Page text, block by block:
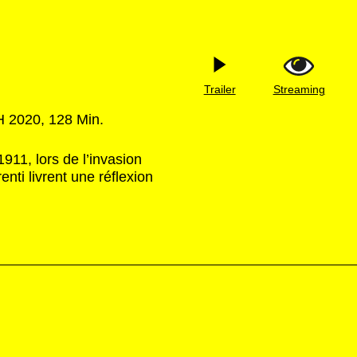
2020, 128 Min.
lors de l’invasion
livrent une réflexion
Trailer Streaming